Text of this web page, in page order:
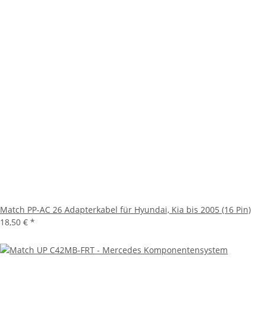
Match PP-AC 26 Adapterkabel für Hyundai, Kia bis 2005 (16 Pin)
18,50 € *